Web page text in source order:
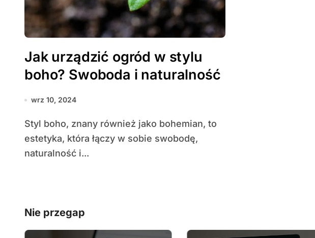
Jak urządzić ogród w stylu
boho? Swoboda i naturalność
wrz 10, 2024
Styl boho, znany również jako bohemian, to
estetyka, która łączy w sobie swobodę,
naturalność i...
Nie przegap